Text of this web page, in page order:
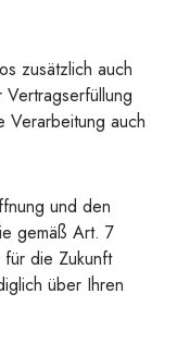
zusätzlich auch
Verarbeitung auch
und den
gemäß Art. 7
die Zukunft
über Ihren